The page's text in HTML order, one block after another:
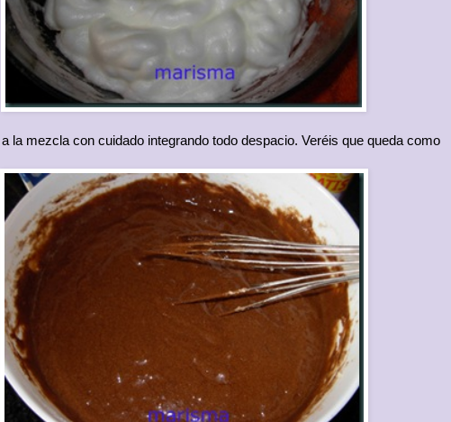
la mezcla con cuidado integrando todo despacio. Veréis que queda como